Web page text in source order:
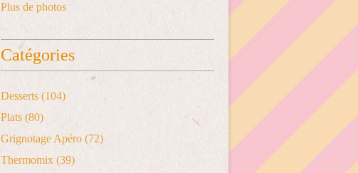
Plus de photos
Catégories
Desserts (104)
Plats (80)
Grignotage Apéro (72)
Thermomix (39)